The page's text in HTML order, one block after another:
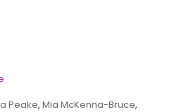
Peake, Mia McKenna-Bruce,